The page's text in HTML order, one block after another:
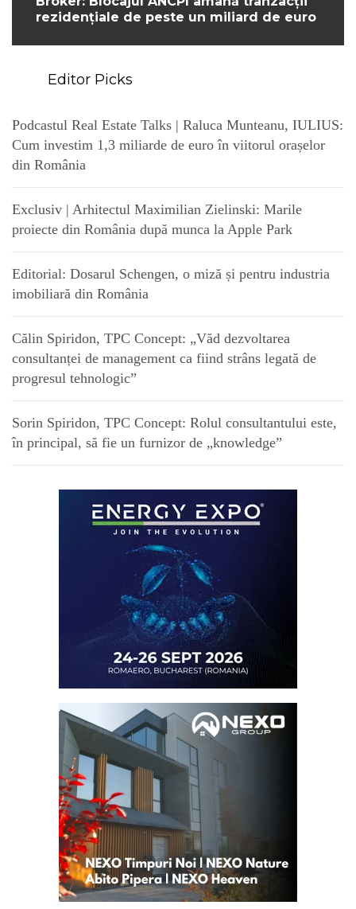
rezidențiale de peste un miliard de euro
Editor Picks
Podcastul Real Estate Talks | Raluca Munteanu, IULIUS:
Cum investim 1,3 miliarde de euro în viitorul orașelor
din România
Exclusiv | Arhitectul Maximilian Zielinski: Marile
proiecte din România după munca la Apple Park
Editorial: Dosarul Schengen, o miză și pentru industria
imobiliară din România
Călin Spiridon, TPC Concept: „Văd dezvoltarea
consultanței de management ca fiind strâns legată de
progresul tehnologic”
Sorin Spiridon, TPC Concept: Rolul consultantului este,
în principal, să fie un furnizor de „knowledge”